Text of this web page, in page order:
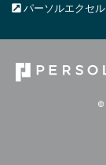
パーソルエクセ
©